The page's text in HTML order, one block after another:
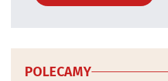
POLECAMY